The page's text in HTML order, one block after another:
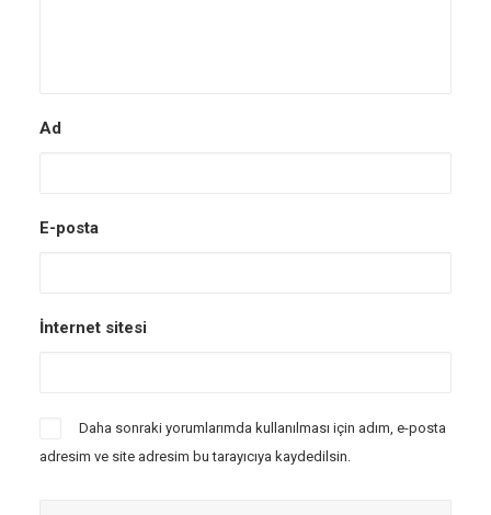
Ad
E-posta
İnternet sitesi
Daha sonraki yorumlarımda kullanılması için adım, e-posta
adresim ve site adresim bu tarayıcıya kaydedilsin.